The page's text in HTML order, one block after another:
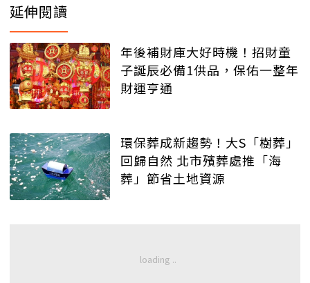
延伸閱讀
年後補財庫大好時機！招財童
子誕辰必備1供品，保佑一整年
財運亨通
環保葬成新趨勢！大S「樹葬」
回歸自然 北市殯葬處推「海
葬」節省土地資源